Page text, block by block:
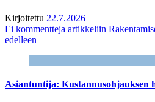
Kirjoitettu 22.7.2026
Ei kommentteja artikkeliin
edelleen
Asiantuntija: Kustannusohjauksen